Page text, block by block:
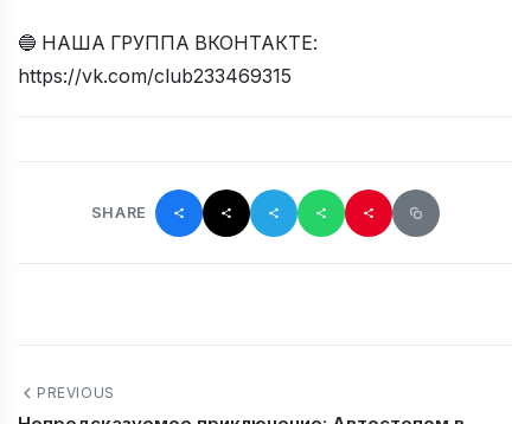
🔵 НАША ГРУППА ВКОНТАКТЕ:
https://vk.com/club233469315
SHARE
PREVIOUS